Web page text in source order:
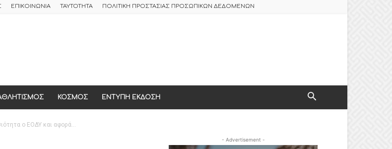
ΕΠΙΚΟΙΝΩΝΙΑ ΤΑΥΤΟΤΗΤΑ ΠΟΛΙΤΙΚΗ ΠΡΟΣΤΑΣΙΑΣ ΠΡΟΣΩΠΙΚΩΝ ΔΕΔΟΜΕΝΩΝ
ΚΟΣΜΟΣ ΕΝΤΥΠΗ ΕΚΔΟΣΗ
ο ΕΟΔΥ και αφορά...
- Advertisement -